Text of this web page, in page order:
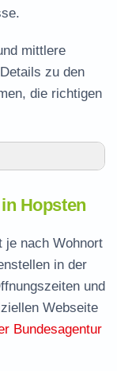
mittlere
zu den
die richtigen
in Hopsten
beantragen
Stelle
Hopsten
Hopsten
je nach Wohnort
in der
und
Webseite
Bundesagentur